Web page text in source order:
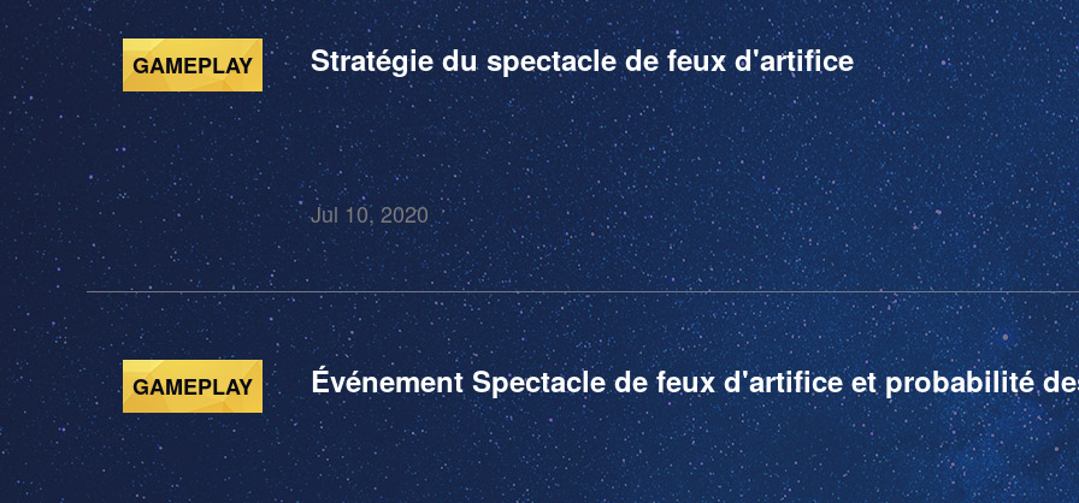
Stratégie du spectacle de feux d'artifice
GAMEPLAY
Jul 10, 2020
Événement Spectacle de feux d'artifice et probabilité
GAMEPLAY